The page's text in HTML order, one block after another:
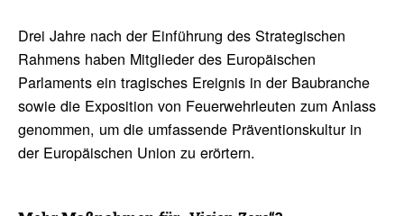
Drei Jahre nach der Einführung des Strategischen
Rahmens haben Mitglieder des Europäischen
Parlaments ein tragisches Ereignis in der Baubranche
sowie die Exposition von Feuerwehrleuten zum Anlass
genommen, um die umfassende Präventionskultur in
der Europäischen Union zu erörtern.